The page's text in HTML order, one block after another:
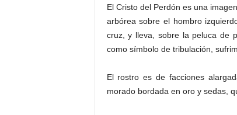
El Cristo del Perdón es una
arbórea sobre el hombro
cruz, y lleva, sobre la peluca de
como símbolo de tribulación,
El rostro es de facciones
morado bordada en oro y sedas,